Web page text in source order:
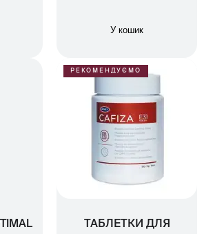
У кошик
РЕКОМЕНДУЄМО
ТАБЛЕТКИ ДЛЯ